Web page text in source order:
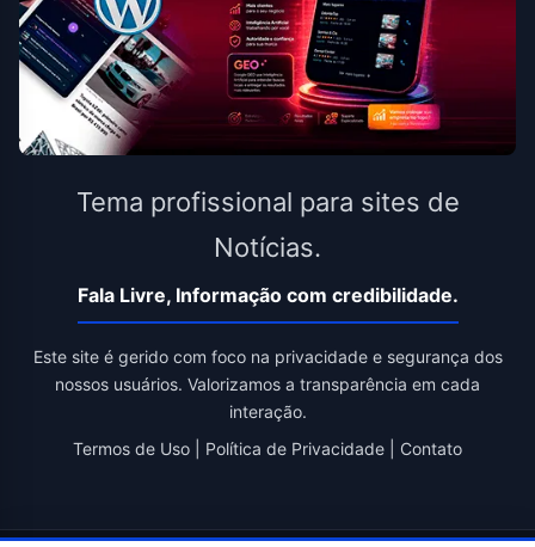
Tema profissional para sites de
Notícias.
Fala Livre, Informação com credibilidade.
Este site é gerido com foco na privacidade e segurança dos
nossos usuários. Valorizamos a transparência em cada
interação.
Termos de Uso
Política de Privacidade Contato